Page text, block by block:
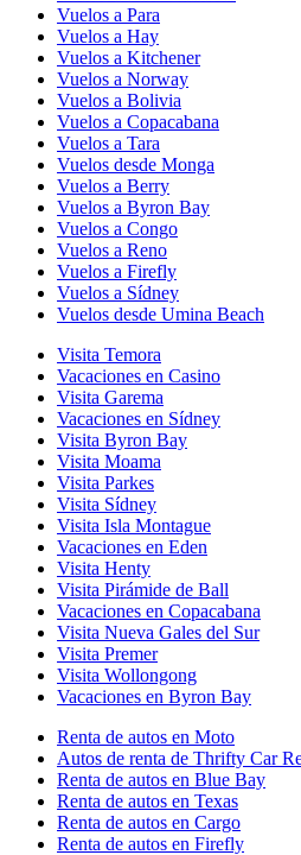
Vuelos a Para
Vuelos a Hay
Vuelos a Kitchener
Vuelos a Norway
Vuelos a Bolivia
Vuelos a Copacabana
Vuelos a Tara
Vuelos desde Monga
Vuelos a Berry
Vuelos a Byron Bay
Vuelos a Congo
Vuelos a Reno
Vuelos a Firefly
Vuelos a Sídney
Vuelos desde Umina Beach
Visita Temora
Vacaciones en Casino
Visita Garema
Vacaciones en Sídney
Visita Byron Bay
Visita Moama
Visita Parkes
Visita Sídney
Visita Isla Montague
Vacaciones en Eden
Visita Henty
Visita Pirámide de Ball
Vacaciones en Copacabana
Visita Nueva Gales del Sur
Visita Premer
Visita Wollongong
Vacaciones en Byron Bay
Renta de autos en Moto
Autos de renta de Thrifty Car
Renta de autos en Blue Bay
Renta de autos en Texas
Renta de autos en Cargo
Renta de autos en Firefly